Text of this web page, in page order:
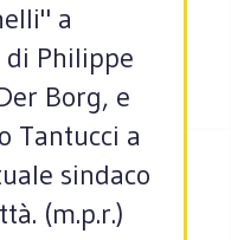
a
di Philippe
Borg, e
Tantucci a
sindaco
(m.p.r.)